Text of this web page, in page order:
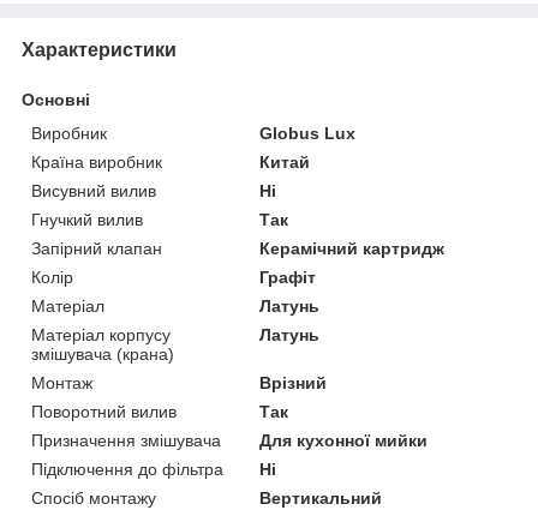
Характеристики
Основні
Виробник
Globus Lux
Країна виробник
Китай
Висувний вилив
Ні
Гнучкий вилив
Так
Запірний клапан
Керамічний картридж
Колір
Графіт
Матеріал
Латунь
Матеріал корпусу
змішувача (крана)
Латунь
Монтаж
Врізний
Поворотний вилив
Так
Призначення змішувача
Для кухонної мийки
Підключення до фільтра
Ні
Спосіб монтажу
Вертикальний